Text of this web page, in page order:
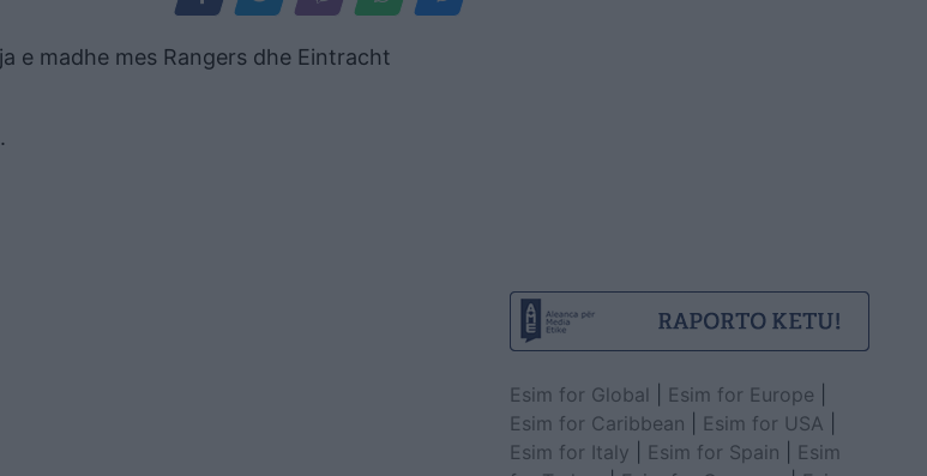
e madhe mes Rangers dhe Eintracht
Esim for Global Esim for Europe
Esim for Caribbean
Esim for USA
Esim for Italy
Esim for Spain
Esim